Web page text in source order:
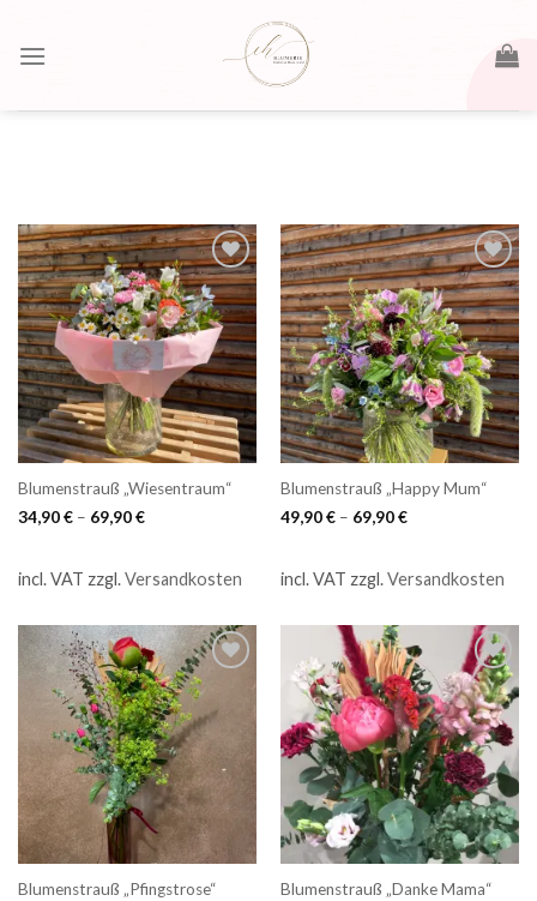
Blumenstrauß „Wiesentraum“
34,90€– 69,90€
incl. VAT zzgl.Versandkosten
Blumenstrauß „Happy Mum“
49,90€– 69,90€
incl. VAT zzgl.Versandkosten
Blumenstrauß „Pfingstrose“
Blumenstrauß „Danke Mama“